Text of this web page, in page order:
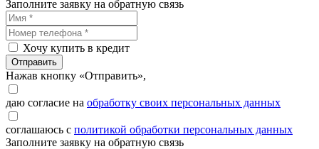
Заполните заявку на обратную связь
Хочу купить в кредит
Отправить
Нажав кнопку «Отправить»,
даю согласие на обработку своих персональных данных
соглашаюсь с политикой обработки персональных данных
Заполните заявку на обратную связь